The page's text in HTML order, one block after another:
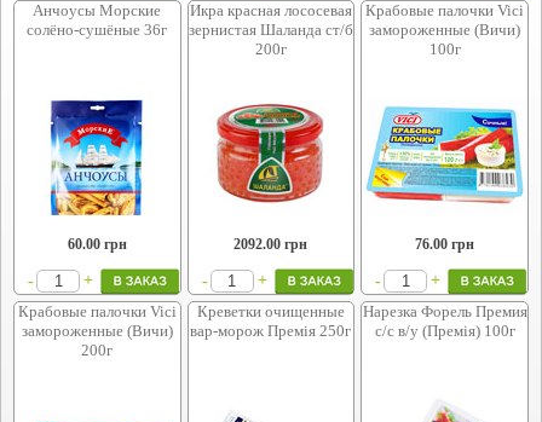
Анчоусы Морские
солёно-сушёные 36г
60.00грн
- +
Икра красная лососевая
зернистая Шаланда ст/б
200г
2092.00 грн
- +
Крабовые палочки Vici
замороженные (Вичи)
100г
76.00 грн
-
+
Крабовые палочки Vici
замороженные (Вичи)
200г
Креветки очищенные
вар-морож Премія 250г
Нарезка Форель Премия
с/с в/у (Премія) 100г